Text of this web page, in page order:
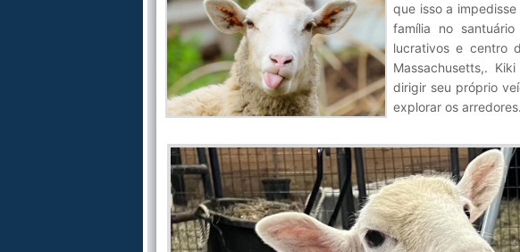
que isso a
família no santuário
lucrativos e centro
Massachusetts,.
dirigir seu próprio
explorar os arredores.